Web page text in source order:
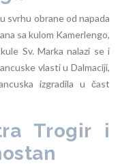
svrhu obrane od napada
sa kulom Kamerlengo,
Sv. Marka nalazi se i
vlasti u Dalmaciji,
izgradila u čast
Trogir i